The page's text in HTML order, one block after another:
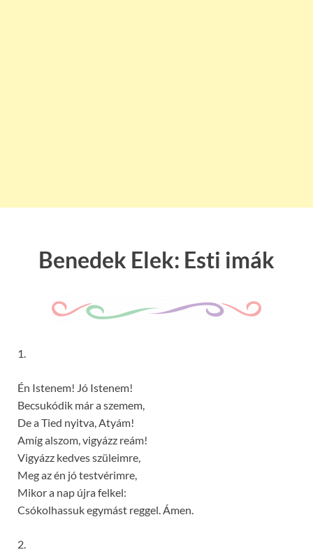
Benedek Elek: Esti imák
1.
Én Istenem! Jó Istenem!
Becsukódik már a szemem,
De a Tied nyitva, Atyám!
Amíg alszom, vigyázz reám!
Vigyázz kedves szüleimre,
Meg az én jó testvérimre,
Mikor a nap újra felkel:
Csókolhassuk egymást reggel. Ámen.
2.